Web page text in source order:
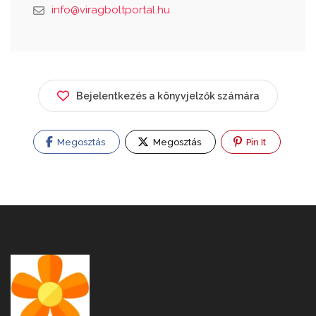
info@viragboltportal.hu
Bejelentkezés a könyvjelzők számára
Megosztás Megosztás Pin It